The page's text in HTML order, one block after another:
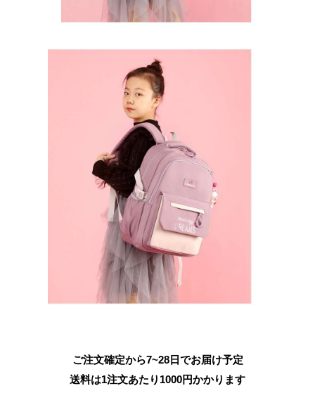
ご注文確定から7~28日でお届け予定
送料は1注文あたり 1000円かかります